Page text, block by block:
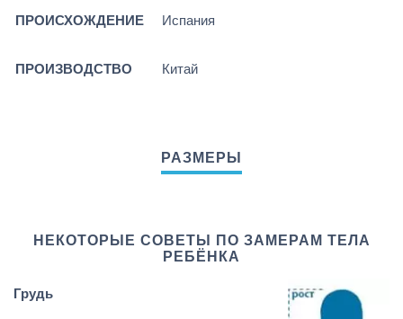
ПРОИСХОЖДЕНИЕ Испания
ПРОИЗВОДСТВО Китай
НЕКОТОРЫЕ СОВЕТЫ ПО ЗАМЕРАМ ТЕЛА
РЕБЁНКА
Грудь